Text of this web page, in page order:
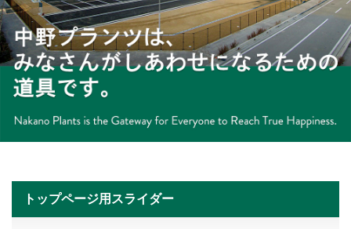
トップページ用スライダー